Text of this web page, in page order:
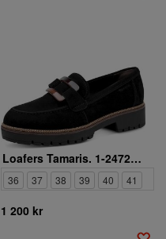
Loafers Tamaris. 1-24722-43-001
36 37 38 39 40 41
1 200 kr